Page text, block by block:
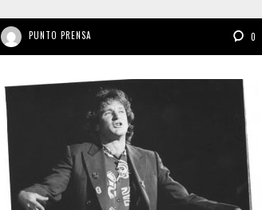
PUNTO PRENSA 0